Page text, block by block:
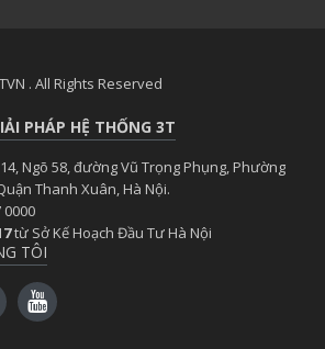
. All Rights Reserved
PHÁP HỆ THỐNG 3T
Ngõ 58, đường Vũ Trọng Phụng, Phường
Thanh Xuân, Hà Nội.
0000
từ Sở Kế Hoạch Đầu Tư Hà Nội
TÔI